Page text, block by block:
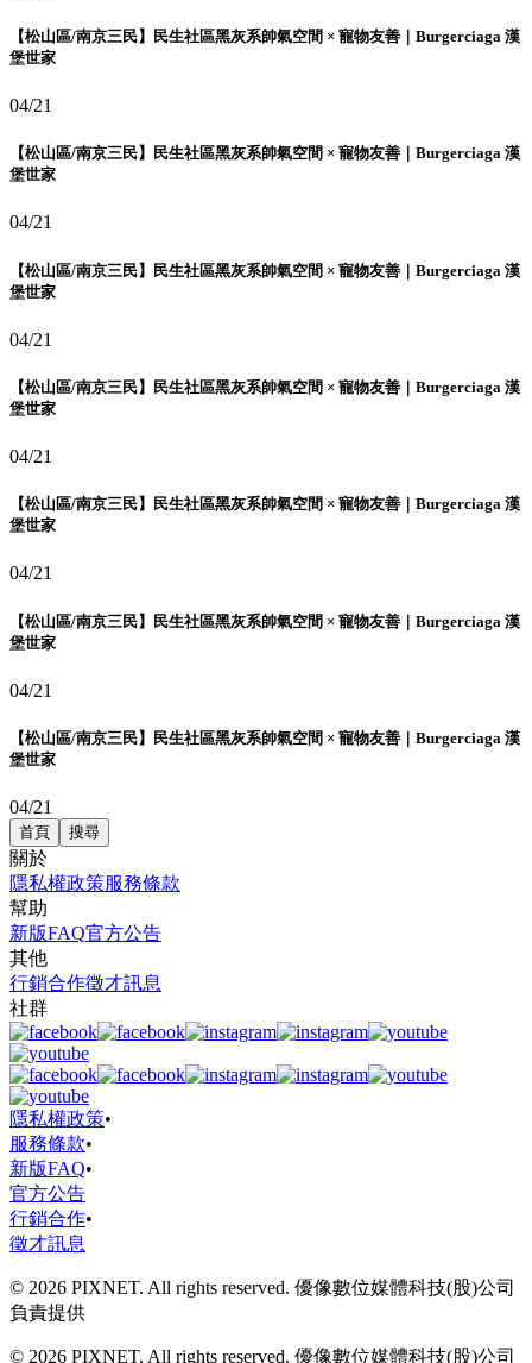
【松山區/南京三民】民生社區黑灰系帥氣空間 × 寵物友善｜Burgerciaga 漢
堡世家
04/21
【松山區/南京三民】民生社區黑灰系帥氣空間 × 寵物友善｜Burgerciaga 漢
堡世家
04/21
【松山區/南京三民】民生社區黑灰系帥氣空間 × 寵物友善｜Burgerciaga 漢
堡世家
04/21
【松山區/南京三民】民生社區黑灰系帥氣空間 × 寵物友善｜Burgerciaga 漢
堡世家
04/21
【松山區/南京三民】民生社區黑灰系帥氣空間 × 寵物友善｜Burgerciaga 漢
堡世家
04/21
【松山區/南京三民】民生社區黑灰系帥氣空間 × 寵物友善｜Burgerciaga 漢
堡世家
04/21
【松山區/南京三民】民生社區黑灰系帥氣空間 × 寵物友善｜Burgerciaga 漢
堡世家
04/21
首頁 搜尋
關於
隱私權政策服務條款
幫助
新版FAQ官方公告
其他
行銷合作徵才訊息
社群
隱私權政策•
服務條款•
新版FAQ•
官方公告
行銷合作•
徵才訊息
© 2026 PIXNET. All rights reserved. 優像數位媒體科技(股)公司
負責提供
© 2026 PIXNET. All rights reserved. 優像數位媒體科技(股)公司